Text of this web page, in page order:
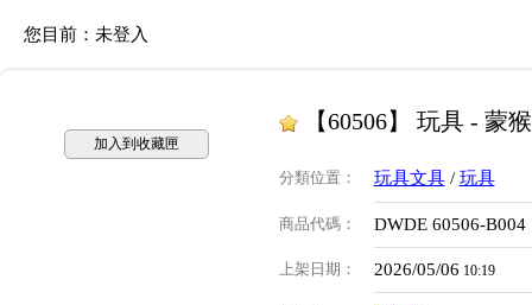
您目前： 未登入
加入到收藏匣
【60506】 玩具 - 蒙
分類位置 ： 玩具文具/ 玩具
商品代碼： DWDE 60506-B004
上架日期 ： 2026/05/06 10:19